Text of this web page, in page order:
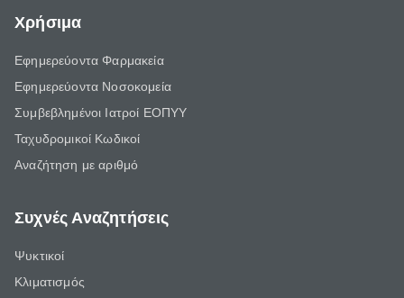
Χρήσιμα
Εφημερεύοντα Φαρμακεία
Εφημερεύοντα Νοσοκομεία
Συμβεβλημένοι Ιατροί ΕΟΠΥΥ
Ταχυδρομικοί Κωδικοί
Αναζήτηση με αριθμό
Συχνές Αναζητήσεις
Ψυκτικοί
Κλιματισμός